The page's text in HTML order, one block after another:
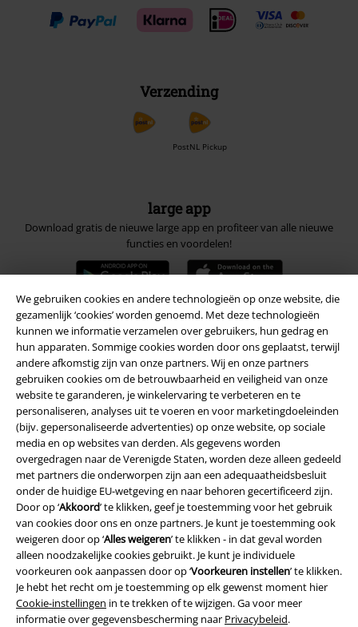
We gebruiken cookies en andere technologieën op onze website, die
gezamenlijk ‘cookies’ worden genoemd. Met deze technologieën
kunnen we informatie verzamelen over gebruikers, hun gedrag en
hun apparaten. Sommige cookies worden door ons geplaatst, terwijl
andere afkomstig zijn van onze partners. Wij en onze partners
gebruiken cookies om de betrouwbaarheid en veiligheid van onze
website te garanderen, je winkelervaring te verbeteren en te
personaliseren, analyses uit te voeren en voor marketingdoeleinden
(bijv. gepersonaliseerde advertenties) op onze website, op sociale
media en op websites van derden. Als gegevens worden
overgedragen naar de Verenigde Staten, worden deze alleen gedeeld
met partners die onderworpen zijn aan een adequaatheidsbesluit
onder de huidige EU-wetgeving en naar behoren gecertificeerd zijn.
Door op ‘Akkoord’ te klikken, geef je toestemming voor het gebruik
van cookies door ons en onze partners. Je kunt je toestemming ook
weigeren door op ‘Alles weigeren’ te klikken - in dat geval worden
alleen noodzakelijke cookies gebruikt. Je kunt je individuele
voorkeuren ook aanpassen door op ‘Voorkeuren instellen’ te klikken.
Je hebt het recht om je toestemming op elk gewenst moment hier
Cookie-instellingen in te trekken of te wijzigen. Ga voor meer
informatie over gegevensbescherming naar Privacybeleid.
Verzending
PostNL Pickup
large app
Download gratis de nieuwe large app en profiteer van alle nieuwe
functies en voordelen!
A Warner Music Group Company
Beveiliging